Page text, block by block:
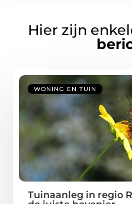
Hier zijn
WONING EN TUIN
Tuinaanleg in regio